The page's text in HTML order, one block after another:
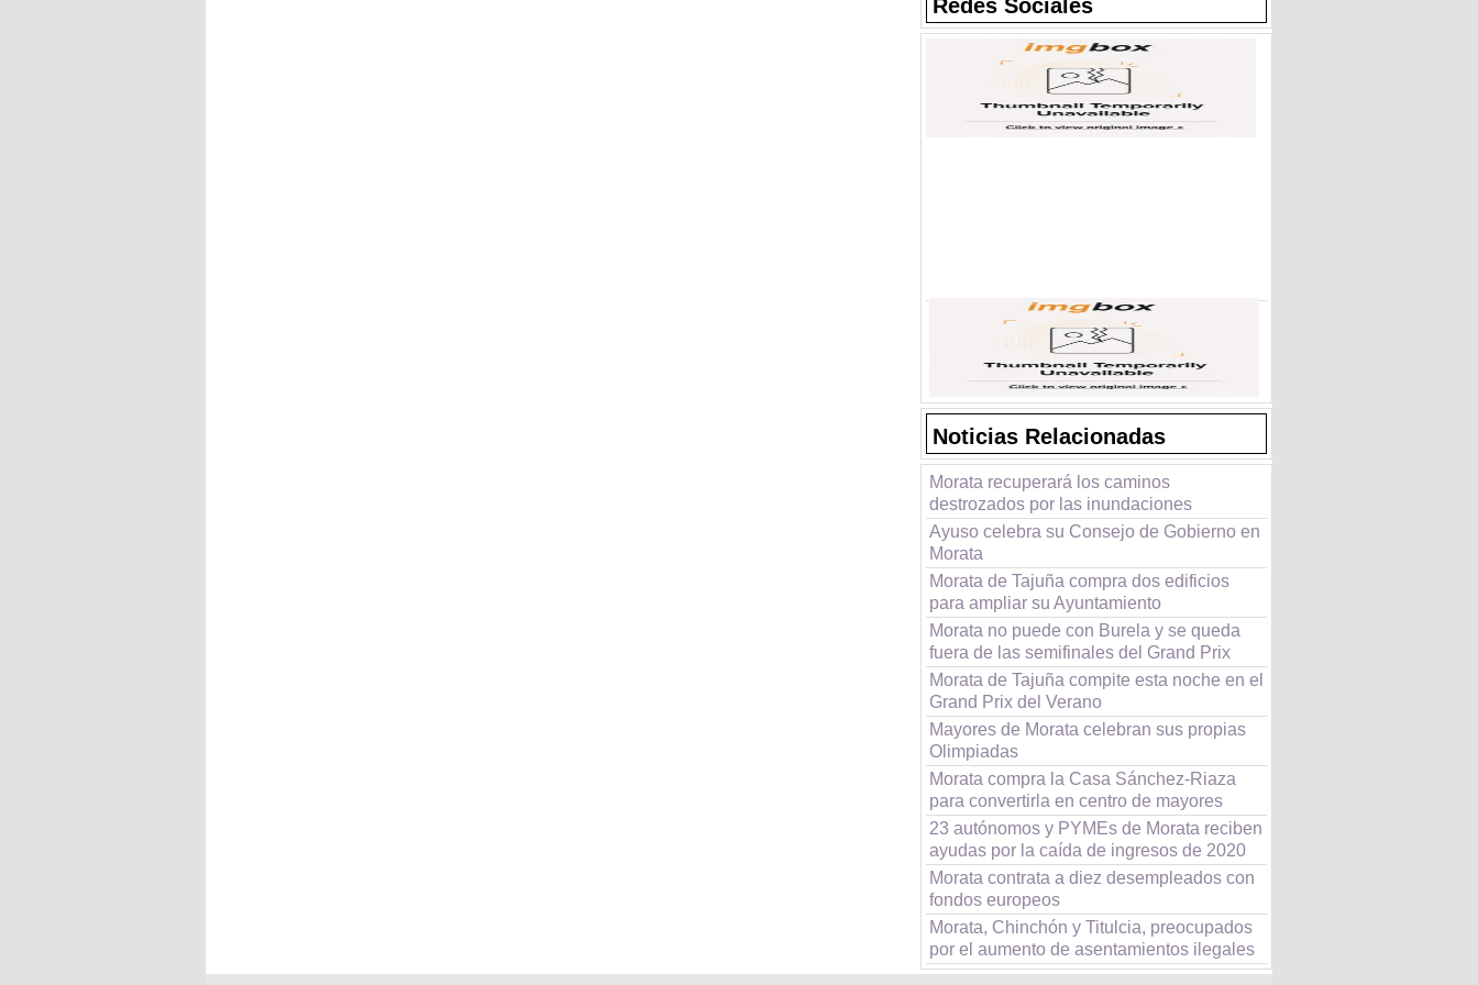
Redes Sociales
Noticias Relacionadas
Morata recuperará los caminos
destrozados por las inundaciones
Ayuso celebra su Consejo de Gobierno en
Morata
Morata de Tajuña compra dos edificios
para ampliar su Ayuntamiento
Morata no puede con Burela y se queda
fuera de las semifinales del Grand Prix
Morata de Tajuña compite esta noche en el
Grand Prix del Verano
Mayores de Morata celebran sus propias
Olimpiadas
Morata compra la Casa Sánchez-Riaza
para convertirla en centro de mayores
23 autónomos y PYMEs de Morata reciben
ayudas por la caída de ingresos de 2020
Morata contrata a diez desempleados con
fondos europeos
Morata, Chinchón y Titulcia, preocupados
por el aumento de asentamientos ilegales